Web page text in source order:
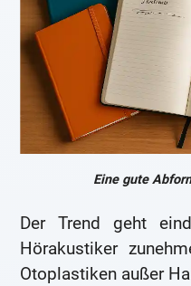
Eine gute
Der Trend geht
Hörakustiker
Otoplastiken außer